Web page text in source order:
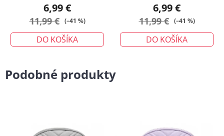
6,99 €
11,99 € (–41 %)
DO KOŠÍKA
6,99 €
11,99 € (–41 %)
DO KOŠÍKA
Podobné produkty